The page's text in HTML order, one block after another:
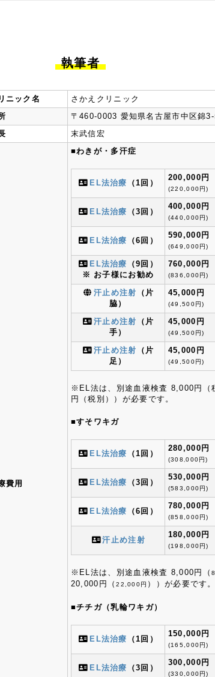
執筆者
ニック名
さかえクリニック
〒460-0003 愛知県名古屋市中区錦
末武信宏
費用
■わきが・多汗症
EL法治療 （1回）
200,000円
(220,000円)
EL法治療 （3回）
400,000円
(440,000円)
EL法治療 （6回）
590,000円
(649,000円)
EL法治療
（9回）
※ お子様にお勧め
760,000円
(836,000円)
汗止め注射
（片
脇）
45,000円
(49,500円)
汗止め注射
（片
手）
45,000円
(49,500円)
汗止め注射
（片
足）
45,000円
(49,500円)
※EL法は、別途血液検査 8,000円（
円（税別））が必要です。
■すそワキガ
EL法治療 （1回）
280,000円
(308 ,000円)
EL法治療 （3回）
530,000円
(583,000円)
EL法治療 （6回）
780,000円
(858,000円)
汗止め注射
180,000円
(198,000円)
※EL法は、別途血液検査 8,000円（
20,000円（22,000円 ））が必要です
■チチガ（乳輪ワキガ）
EL法治療 （1回）
150,000円
(165,000円)
EL法治療 （3回）
300,000円
(330,000円)